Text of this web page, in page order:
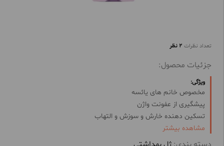
تعداد نظرات 2 نظر
جزئیات محصول:
ویژگی:
مخصوص خانم های یائسه
پیشگیری از عفونت واژن
تسکین دهنده خارش و سوزش و التهاب
رفع خشکی پوست
تنظیم Ph اندام تناسلی
مشاهده بیشتر